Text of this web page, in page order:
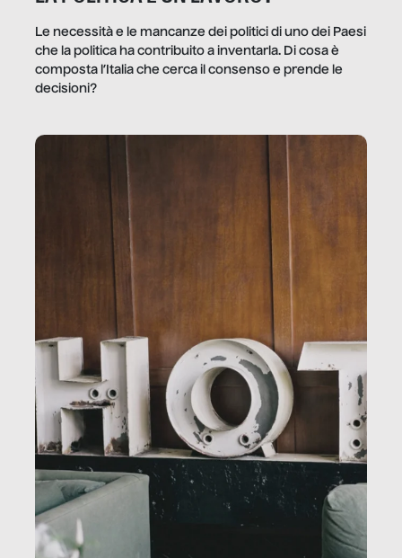
Le necessità e le mancanze dei politici di uno dei Paesi
che la politica ha contribuito a inventarla. Di cosa è
composta l’Italia che cerca il consenso e prende le
decisioni?